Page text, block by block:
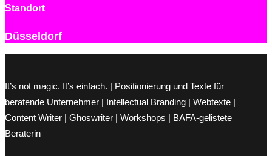
Standort
Düsseldorf
It’s not magic. It’s einfach. | Positionierung und Texte für
beratende Unternehmer | Intellectual Branding | Webtexte |
Content Writer | Ghoswriter | Workshops | BAFA-gelistete
Beraterin